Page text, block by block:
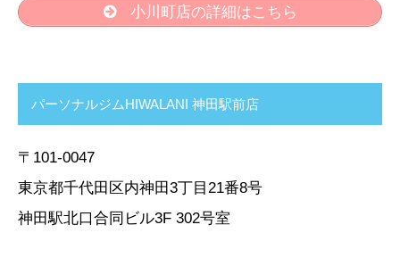
小川町店の詳細はこちら
パーソナルジムHIWALANI 神田駅前店
〒101-0047
東京都千代田区内神田3丁目21番8号
神田駅北口合同ビル3F 302号室